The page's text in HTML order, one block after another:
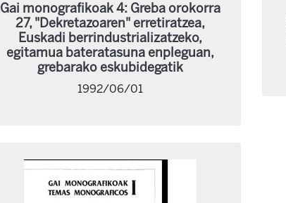
Gai monografikoak 4: Greba orokorra
27, "Dekretazoaren" erretiratzea,
Euskadi berrindustrializatzeko,
egitamua bateratasuna enpleguan,
grebarako eskubidegatik
1992/06/01